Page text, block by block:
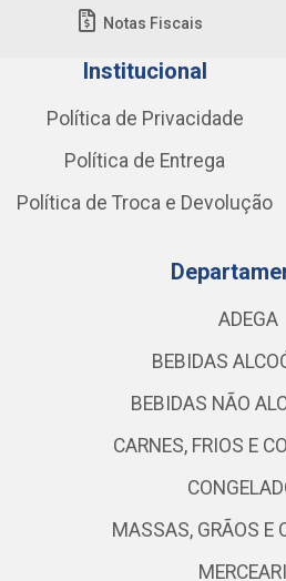
Notas Fiscais
Institucional
Política de Privacidade
Política de Entrega
Política de Troca e Devolução
ADEGA
BEBIDAS
BEBIDAS NÃO
CARNES, FRIOS E
MASSAS, GRÃOS E